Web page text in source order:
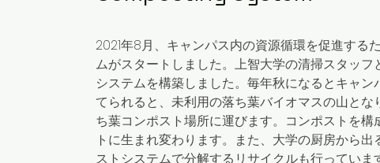
2021年8月、キャンパス内の資源循環を促進する
ムがスタートしました。上智大学の清掃スタッ
システムを構築しました。毎年秋になるとキャ
てられると、未利用の落ち葉バイオマスの山と
ち葉コンポスト場所に運びます。コンポストを
トに生まれ変わります。また、大学の厨房から
ストシステムで分解するリサイクルも行っていま